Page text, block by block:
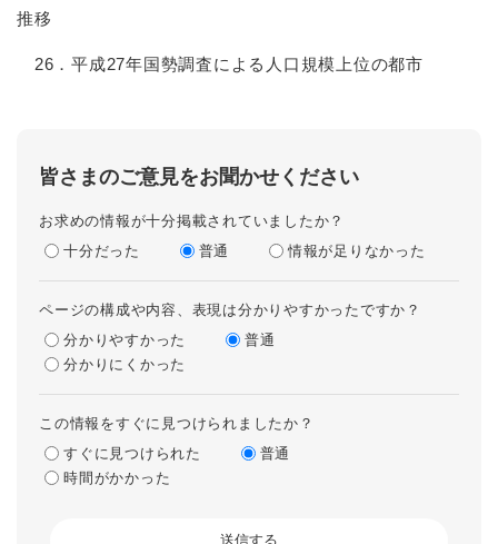
推移
26．平成27年国勢調査による人口規模上位の都市
皆さまのご意見をお聞かせください
お求めの情報が十分掲載されていましたか？
十分だった
普通 情報が足りなかった
ページの構成や内容、表現は分かりやすかったですか？
分かりやすかった
普通
分かりにくかった
この情報をすぐに見つけられましたか？
すぐに見つけられた
普通
時間がかかった